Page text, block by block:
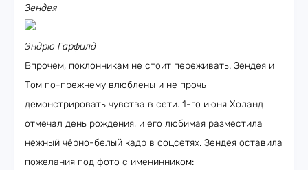
Зендея
Эндрю Гарфилд
Впрочем, поклонникам не стоит переживать. Зендея и
Том по-прежнему влюблены и не прочь
демонстрировать чувства в сети. 1-го июня Холанд
отмечал день рождения, и его любимая разместила
нежный чёрно-белый кадр в соцсетях. Зендея оставила
пожелания под фото с именинником: